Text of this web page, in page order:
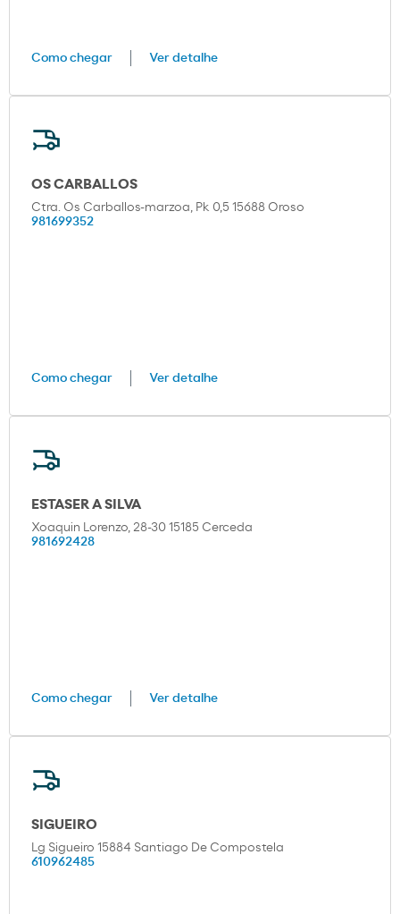
Como chegar Ver detalhe
OS CARBALLOS
Ctra. Os Carballos-marzoa, Pk 0,5 15688 Oroso
981699352
Como chegar Ver detalhe
ESTASER A SILVA
Xoaquin Lorenzo, 28-30 15185 Cerceda
981692428
Como chegar Ver detalhe
SIGUEIRO
Lg Sigueiro 15884 Santiago De Compostela
610962485